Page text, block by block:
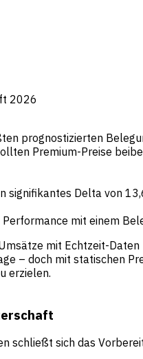
2026
prognostizierten
Premium-Preise
signifikantes Delta von
mit einem
mit Echtzeit-Daten
– doch mit statischen
erzielen.
schließt sich das